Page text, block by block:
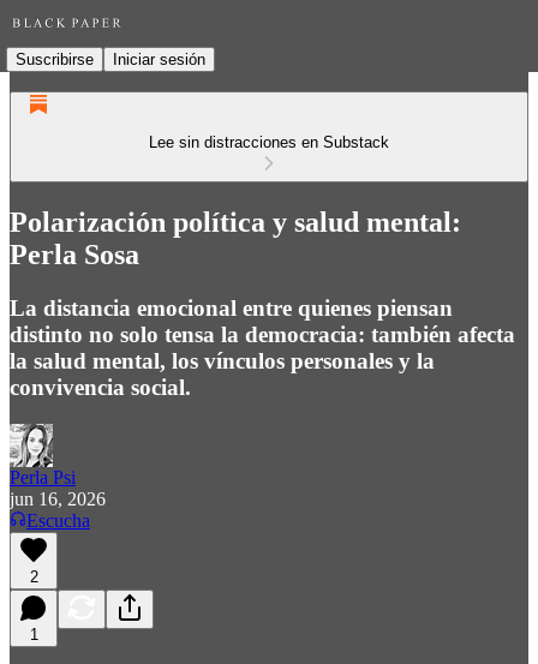
Suscribirse Iniciar sesión
Lee sin distracciones en Substack
Polarización política y salud mental:
Perla Sosa
La distancia emocional entre quienes piensan
distinto no solo tensa la democracia: también afecta
la salud mental, los vínculos personales y la
convivencia social.
Perla Psi
jun 16, 2026
Escucha
2
1